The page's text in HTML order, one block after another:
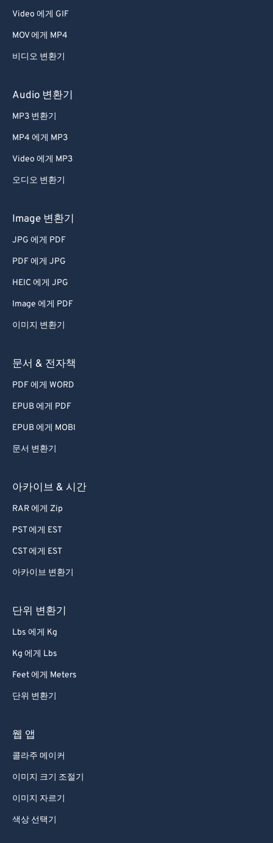
Video 에게 GIF
MOV 에게 MP4
비디오 변환기
Audio 변환기
MP3 변환기
MP4 에게 MP3
Video 에게 MP3
오디오 변환기
Image 변환기
JPG 에게 PDF
PDF 에게 JPG
HEIC 에게 JPG
Image 에게 PDF
이미지 변환기
문서 & 전자책
PDF 에게 WORD
EPUB 에게 PDF
EPUB 에게 MOBI
문서 변환기
아카이브 & 시간
RAR 에게 Zip
PST 에게 EST
CST 에게 EST
아카이브 변환기
단위 변환기
Lbs 에게 Kg
Kg 에게 Lbs
Feet 에게 Meters
단위 변환기
웹 앱
콜라주 메이커
이미지 크기 조절기
이미지 자르기
색상 선택기